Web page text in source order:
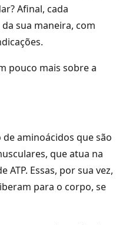
Afinal, cada
sua maneira, com
pouco mais sobre a
aminoácidos que são
que atua na
Essas, por sua vez,
para o corpo, se